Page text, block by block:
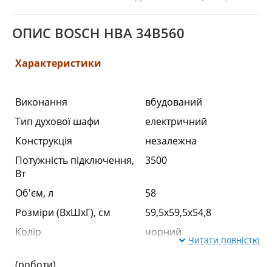
ОПИС BOSCH HBA 34B560
Характеристики
Виконання
вбудований
Тип духової шафи
електричний
Конструкція
незалежна
Потужність підключення,
Вт
3500
Об'єм, л
58
Розміри (ВхШхГ), см
59,5x59,5x54,8
Колір
чорний
Читати повністю